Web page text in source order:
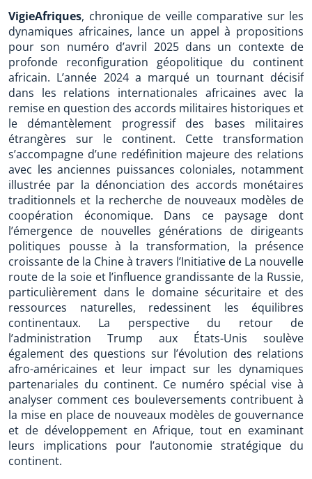
VigieAfriques, chronique de veille comparative sur les
dynamiques africaines, lance un appel à propositions
pour son numéro d’avril 2025 dans un contexte de
profonde reconfiguration géopolitique du continent
africain. L’année 2024 a marqué un tournant décisif
dans les relations internationales africaines avec la
remise en question des accords militaires historiques et
le démantèlement progressif des bases militaires
étrangères sur le continent. Cette transformation
s’accompagne d’une redéfinition majeure des relations
avec les anciennes puissances coloniales, notamment
illustrée par la dénonciation des accords monétaires
traditionnels et la recherche de nouveaux modèles de
coopération économique. Dans ce paysage dont
l’émergence de nouvelles générations de dirigeants
politiques pousse à la transformation, la présence
croissante de la Chine à travers l’Initiative de La nouvelle
route de la soie et l’influence grandissante de la Russie,
particulièrement dans le domaine sécuritaire et des
ressources naturelles, redessinent les équilibres
continentaux. La perspective du retour de
l’administration Trump aux États-Unis soulève
également des questions sur l’évolution des relations
afro-américaines et leur impact sur les dynamiques
partenariales du continent. Ce numéro spécial vise à
analyser comment ces bouleversements contribuent à
la mise en place de nouveaux modèles de gouvernance
et de développement en Afrique, tout en examinant
leurs implications pour l’autonomie stratégique du
continent.